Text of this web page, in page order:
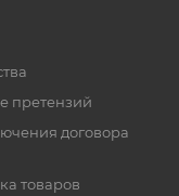
претензий
договора
товаров